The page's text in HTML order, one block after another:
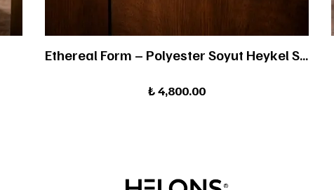
Ethereal Form – Polyester Soyut Heykel Seti
₺ 4,800.00